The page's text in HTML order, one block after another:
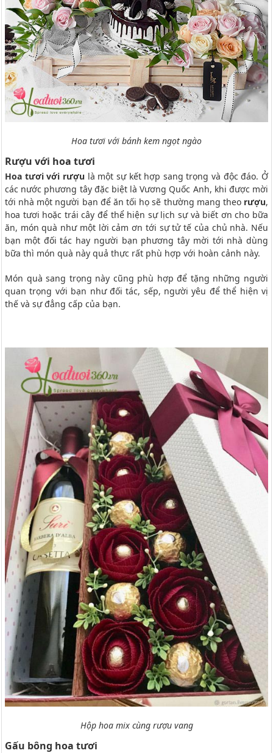
Hoa tươi với bánh kem ngọt ngào
Rượu với hoa tươi
Hoa tươi với rượu là một sự kết hợp sang trọng và độc đáo. Ở
các nước phương tây đặc biệt là Vương Quốc Anh, khi được mời
tới nhà một người bạn để ăn tối họ sẽ thường mang theo rượu,
hoa tươi hoặc trái cây để thể hiện sự lịch sự và biết ơn cho bữa
ăn, món quà như một lời cảm ơn tới sự tử tế của chủ nhà. Nếu
bạn một đối tác hay người bạn phương tây mời tới nhà dùng
bữa thì món quà này quả thực rất phù hợp với hoàn cảnh này.
Món quà sang trọng này cũng phù hợp để tặng những người
quan trọng với bạn như đối tác, sếp, người yêu để thể hiện vị
thế và sự đẳng cấp của bạn.
Hộp hoa mix cùng rượu vang
Gấu bông hoa tươi